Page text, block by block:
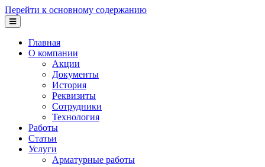
Перейти к основному содержанию
Главная
О компании
Акции
Документы
История
Реквизиты
Сотрудники
Технология
Работы
Статьи
Услуги
Арматурные работы